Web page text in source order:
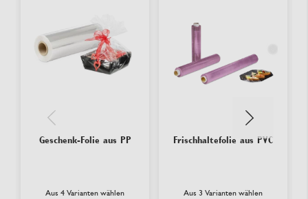
Geschenk-Folie aus PP
Aus 4 Varianten wählen
Frischhaltefolie aus PVC
Aus 3 Varianten wählen